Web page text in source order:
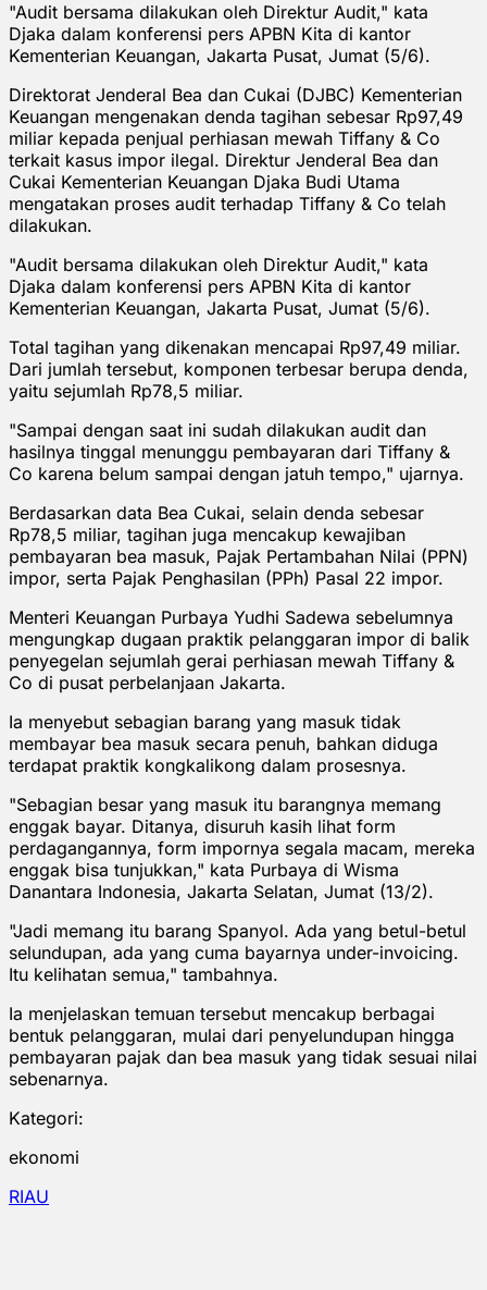
"Audit bersama dilakukan oleh Direktur Audit," kata
Djaka dalam konferensi pers APBN Kita di kantor
Kementerian Keuangan, Jakarta Pusat, Jumat (5/6).
Direktorat Jenderal Bea dan Cukai (DJBC) Kementerian
Keuangan mengenakan denda tagihan sebesar Rp97,49
miliar kepada penjual perhiasan mewah Tiffany & Co
terkait kasus impor ilegal. Direktur Jenderal Bea dan
Cukai Kementerian Keuangan Djaka Budi Utama
mengatakan proses audit terhadap Tiffany & Co telah
dilakukan.
"Audit bersama dilakukan oleh Direktur Audit," kata
Djaka dalam konferensi pers APBN Kita di kantor
Kementerian Keuangan, Jakarta Pusat, Jumat (5/6).
Total tagihan yang dikenakan mencapai Rp97,49 miliar.
Dari jumlah tersebut, komponen terbesar berupa denda,
yaitu sejumlah Rp78,5 miliar.
"Sampai dengan saat ini sudah dilakukan audit dan
hasilnya tinggal menunggu pembayaran dari Tiffany &
Co karena belum sampai dengan jatuh tempo," ujarnya.
Berdasarkan data Bea Cukai, selain denda sebesar
Rp78,5 miliar, tagihan juga mencakup kewajiban
pembayaran bea masuk, Pajak Pertambahan Nilai (PPN)
impor, serta Pajak Penghasilan (PPh) Pasal 22 impor.
Menteri Keuangan Purbaya Yudhi Sadewa sebelumnya
mengungkap dugaan praktik pelanggaran impor di balik
penyegelan sejumlah gerai perhiasan mewah Tiffany &
Co di pusat perbelanjaan Jakarta.
Ia menyebut sebagian barang yang masuk tidak
membayar bea masuk secara penuh, bahkan diduga
terdapat praktik kongkalikong dalam prosesnya.
"Sebagian besar yang masuk itu barangnya memang
enggak bayar. Ditanya, disuruh kasih lihat form
perdagangannya, form impornya segala macam, mereka
enggak bisa tunjukkan," kata Purbaya di Wisma
Danantara Indonesia, Jakarta Selatan, Jumat (13/2).
"Jadi memang itu barang Spanyol. Ada yang betul-betul
selundupan, ada yang cuma bayarnya under-invoicing.
Itu kelihatan semua," tambahnya.
Ia menjelaskan temuan tersebut mencakup berbagai
bentuk pelanggaran, mulai dari penyelundupan hingga
pembayaran pajak dan bea masuk yang tidak sesuai nilai
sebenarnya.
Kategori:
ekonomi
RIAU